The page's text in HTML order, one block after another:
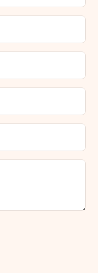
og
leveringsdato.
modtager jeg min
Du kan stole på,
denne dag.
vælge?
at vælge en
sendes enten som
Vil du gerne vide
venligst vores
Dankort, Paypal,
I tilfælde af
højde for en ekstra 3